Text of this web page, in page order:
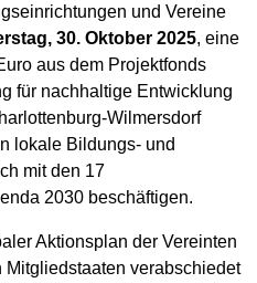
und Vereine
30. Oktober 2025, eine
aus dem Projektfonds
für nachhaltige Entwicklung
Wilmersdorf
lokale Bildungs- und
mit den 17
2030 beschäftigen.
Aktionsplan der Vereinten
verabschiedet